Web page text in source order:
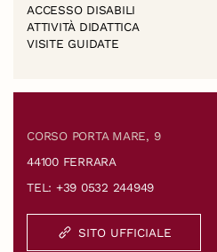
ACCESSO DISABILI
ATTIVITÀ DIDATTICA
VISITE GUIDATE
CORSO PORTA MARE, 9
44100 FERRARA
TEL: +39 0532 244949
SITO UFFICIALE